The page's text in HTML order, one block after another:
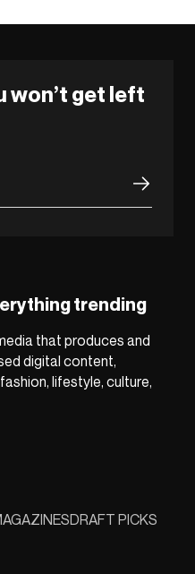
won’t get left
trending
that produces and
digital content,
lifestyle, culture,
DRAFT PICKS